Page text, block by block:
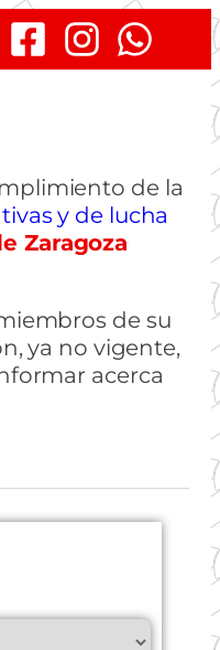
de la
y de lucha
Zaragoza
de su
ya no vigente,
acerca